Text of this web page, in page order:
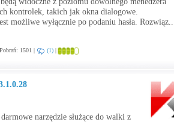
kontrolek, takich jak okna dialogowe.
możliwe wyłącznie po podaniu hasła.
1501 | (1) |
narzędzie służące do walki z